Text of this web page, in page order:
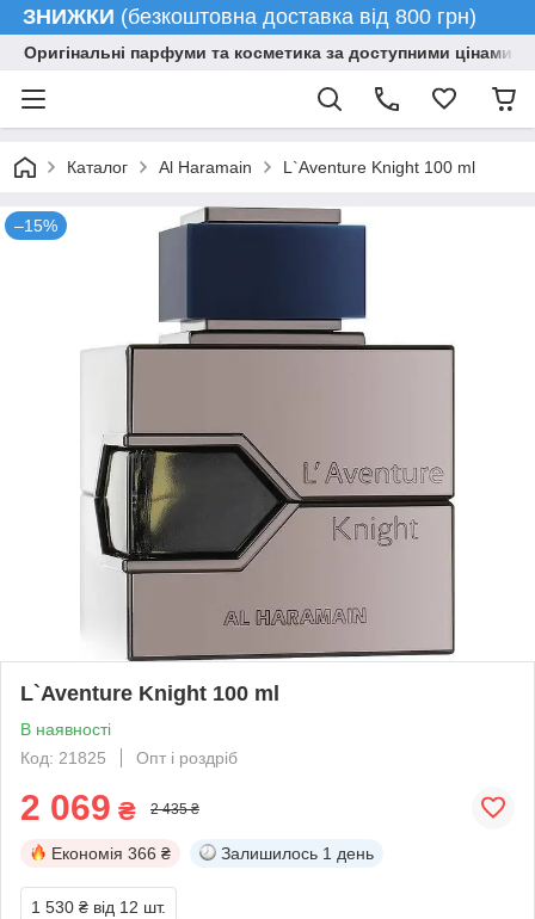
ЗНИЖКИ (безкоштовна доставка від 800 грн)
Оригінальні парфуми та косметика за доступними цінами
Каталог Al Haramain L`Aventure Knight 100 ml
–15%
L`Aventure Knight 100 ml
В наявності
Код: 21825
Опт і роздріб
2 069 ₴ 2 435 ₴
Економія 366 ₴ Залишилось 1 день
1 530 ₴ від 12 шт.